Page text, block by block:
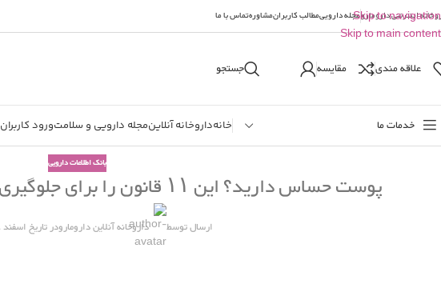
Skip to navigation
Skip to main content
اینترنتی دارومارومجله داروییمطالب کاربرانمشاورهتماس با ما
علاقه مندی مقایسه جستجو
خدمات ما خانهداروخانه آنلاینمجله دارویی و سلامتورود کاربران
بانک اطلاعات دارویی
پوست حساس دارید؟ این ۱۱ قانون را برای جلوگیری از مشکلات پوستی رعایت کنید
ارسال توسط داروخانه آنلاین دارومارودر تاریخ اسفند 25, 1400